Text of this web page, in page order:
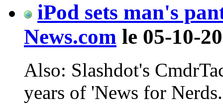
iPod sets man's
News.com le 05-10-
Also: Slashdot's
years of 'News for